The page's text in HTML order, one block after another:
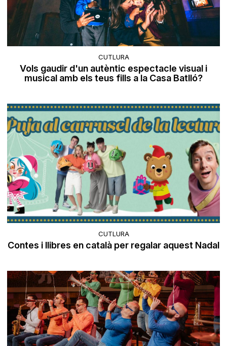
CUTLURA
Vols gaudir d'un autèntic espectacle visual i
musical amb els teus fills a la Casa Batlló?
CUTLURA
Contes i llibres en català per regalar aquest Nadal